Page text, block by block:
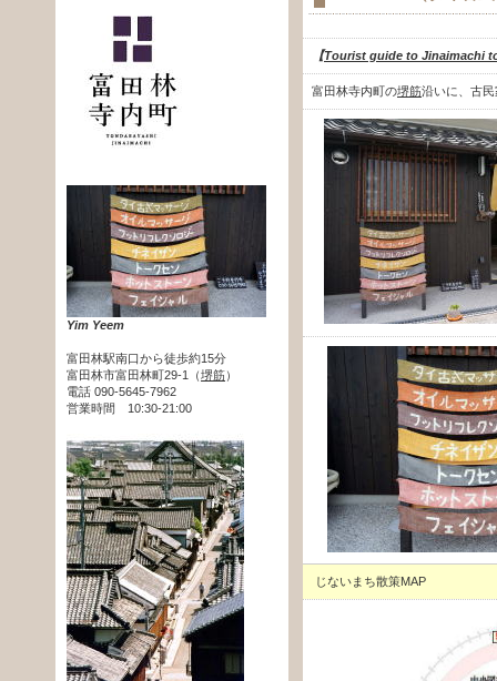
【Tourist guide to Jinaimachi
富田林寺内町の堺筋沿いに、古
じないまち散策MAP
Yim Yeem
富田林駅南口から徒歩約15分
富田林市富田林町29-1（堺筋）
電話 090-5645-7962
営業時間 10:30-21:00